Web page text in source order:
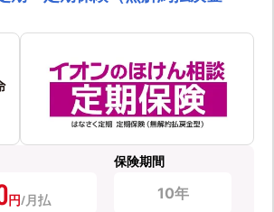
円
保険期間
10年